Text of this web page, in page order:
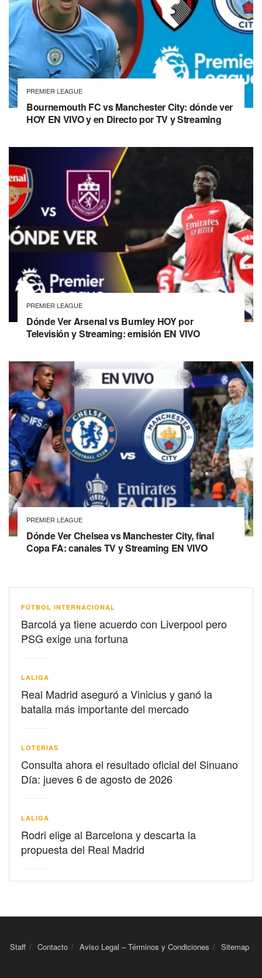
PREMIER LEAGUE
Bournemouth FC vs Manchester City: dónde ver
HOY EN VIVO y en Directo por TV y Streaming
PREMIER LEAGUE
Dónde Ver Arsenal vs Burnley HOY por
Televisión y Streaming: emisión EN VIVO
PREMIER LEAGUE
Dónde Ver Chelsea vs Manchester City, final
Copa FA: canales TV y Streaming EN VIVO
FÚTBOL INTERNACIONAL
Barcolá ya tiene acuerdo con Liverpool pero
PSG exige una fortuna
LALIGA
Real Madrid aseguró a Vinicius y ganó la
batalla más importante del mercado
LOTERIAS
Consulta ahora el resultado oficial del Sinuano
Día: jueves 6 de agosto de 2026
LALIGA
Rodri elige al Barcelona y descarta la
propuesta del Real Madrid
Staff Contacto Aviso Legal – Términos y Condiciones Sitemap